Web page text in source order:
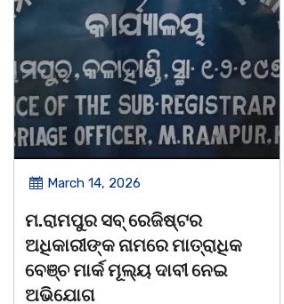
March 14, 2026
ଚିତାବାଘ ର ନଖ ଜବତ ତିନି ଯୁବକ
ଗିରଫ ଓ କୋର୍ଟ ଚାଲାଣ
କଳାହାଣ୍ଡି,୧୪|୩(ପ୍ୟାରିଲାଲ ଦୁର୍ଗା ଙ୍କ